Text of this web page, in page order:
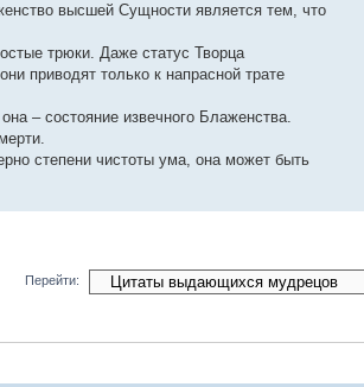
высшей Сущности является тем, что
трюки. Даже статус Творца
приводят только к напрасной трате
– состояние извечного Блаженства.
степени чистоты ума, она может быть
Перейти: